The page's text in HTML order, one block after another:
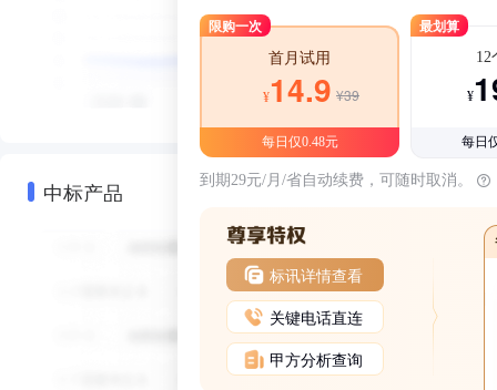
中标产品
限购一次
首月试用
¥14.9 ¥39
每日仅0.48元
最划算
12
¥
每日
到期29元/月/省自动续费，可随时取消。
标讯详情查看
关键电话直连
甲方分析查询